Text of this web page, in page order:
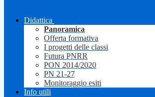
Didattica
Panoramica
Offerta formativa
I progetti delle classi
Futura PNRR
PON 2014/2020
PN 21-27
Monitoraggio esiti
Info utili